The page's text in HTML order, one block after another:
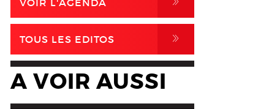
VOIR L'AGENDA
TOUS LES EDITOS ,
A VOIR AUSSI